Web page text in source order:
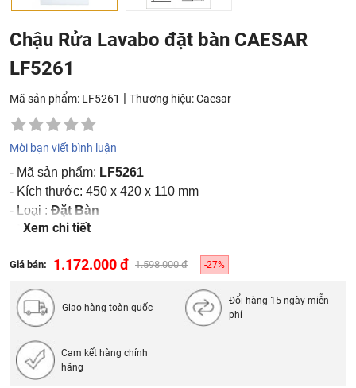
Chậu Rửa Lavabo đặt bàn CAESAR
LF5261
Mã sản phẩm: LF5261 | Thương hiệu:Caesar
Mời bạn viết bình luận
- Mã sản phẩm: LF5261
- Kích thước: 450 x 420 x 110 mm
- Loại : Đặt Bàn
- Màu sắc: trắng
Xem chi tiết
Giá bán: 1.172.000 đ 1.598.000 đ -27%
Giao hàng toàn quốc
Đổi hàng 15 ngày miễn
phí
Cam kết hàng chính
hãng